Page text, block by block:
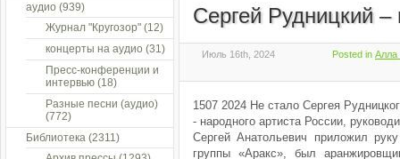
Сергей Рудницкий –
Июль 16th, 2024 Posted in Алла
1507 2024 Не стало Сергея
- народного артиста России,
Сергей Анатольевич приложил
группы «Аракс», был
аудио (939)
Журнал "Кругозор" (12)
концерты на аудио (31)
Пресс-конференции и
интервью (18)
Разные песни (аудио)
(772)
Библиотека (2311)